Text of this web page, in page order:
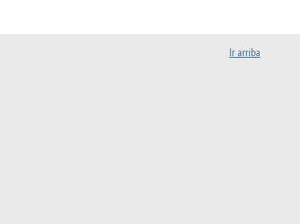
Ir arriba